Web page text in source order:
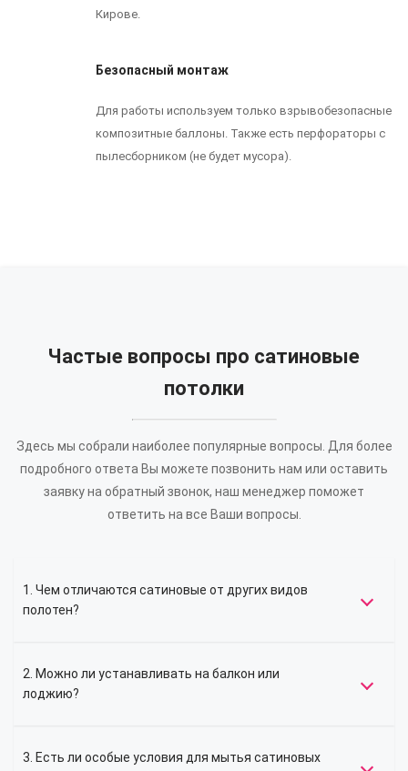
Кирове.
Безопасный монтаж
Для работы используем только взрывобезопасные
композитные баллоны. Также есть перфораторы с
пылесборником (не будет мусора).
Частые вопросы про сатиновые
потолки
Здесь мы собрали наиболее популярные вопросы. Для более
подробного ответа Вы можете позвонить нам или оставить
заявку на обратный звонок, наш менеджер поможет
ответить на все Ваши вопросы.
1. Чем отличаются сатиновые от других видов
полотен?
2. Можно ли устанавливать на балкон или
лоджию?
3. Есть ли особые условия для мытья сатиновых